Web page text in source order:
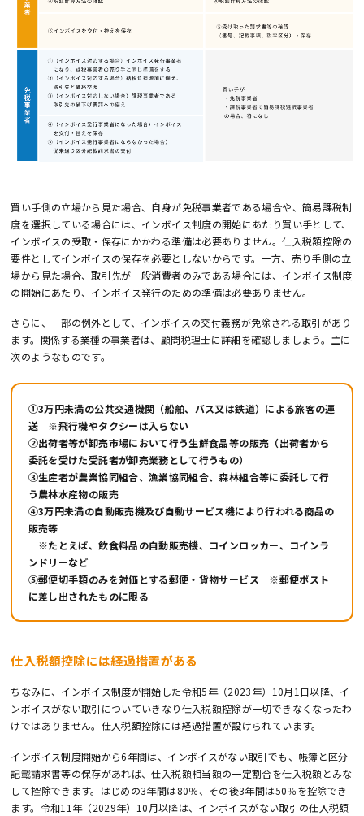
買い手側の立場から見た場合、自身が免税事業者である場合や、簡易課税制
度を選択している場合には、インボイス制度の開始にあたり買い手として、
インボイスの受取・保存にかかわる準備は必要ありません。仕入税額控除の
要件としてインボイスの保存を必要としないからです。一方、売り手側の立
場から見た場合、取引先が一般消費者のみである場合には、インボイス制度
の開始にあたり、インボイス発行のための準備は必要ありません。
さらに、一部の例外として、インボイスの交付義務が免除される取引があり
ます。関係する業種の事業者は、顧問税理士に詳細を確認しましょう。主に
次のようなものです。
①3万円未満の公共交通機関（船舶、バス又は鉄道）による旅客の運
送 ※飛行機やタクシーは入らない
②出荷者等が卸売市場において行う生鮮食品等の販売（出荷者から
委託を受けた受託者が卸売業務として行うもの）
③生産者が農業協同組合、漁業協同組合、森林組合等に委託して行
う農林水産物の販売
④3万円未満の自動販売機及び自動サービス機により行われる商品の
販売等
※たとえば、飲食料品の自動販売機、コインロッカー、コインラ
ンドリーなど
⑤郵便切手類のみを対価とする郵便・貨物サービス ※郵便ポスト
に差し出されたものに限る
仕入税額控除には経過措置がある
ちなみに、インボイス制度が開始した令和5年（2023年）10月1日以降、イ
ンボイスがない取引についていきなり仕入税額控除が一切できなくなったわ
けではありません。仕入税額控除には経過措置が設けられています。
インボイス制度開始から6年間は、インボイスがない取引でも、帳簿と区分
記載請求書等の保存があれば、仕入税額相当額の一定割合を仕入税額とみな
して控除できます。はじめの3年間は80％、その後3年間は50％を控除でき
ます。令和11年（2029年）10月以降は、インボイスがない取引の仕入税額